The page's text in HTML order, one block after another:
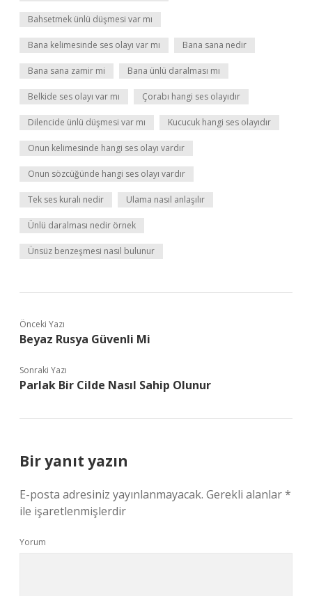
Bahsetmek ünlü düşmesi var mı
Bana kelimesinde ses olayı var mı Bana sana nedir
Bana sana zamir mi Bana ünlü daralması mı
Belkide ses olayı var mı Çorabı hangi ses olayıdır
Dilencide ünlü düşmesi var mı Kucucuk hangi ses olayıdır
Onun kelimesinde hangi ses olayı vardır
Onun sözcüğünde hangi ses olayı vardır
Tek ses kuralı nedir Ulama nasıl anlaşılır
Ünlü daralması nedir örnek
Ünsüz benzeşmesi nasıl bulunur
Önceki Yazı
Beyaz Rusya Güvenli Mi
Sonraki Yazı
Parlak Bir Cilde Nasıl Sahip Olunur
Bir yanıt yazın
E-posta adresiniz yayınlanmayacak. Gerekli alanlar*
ile işaretlenmişlerdir
Yorum